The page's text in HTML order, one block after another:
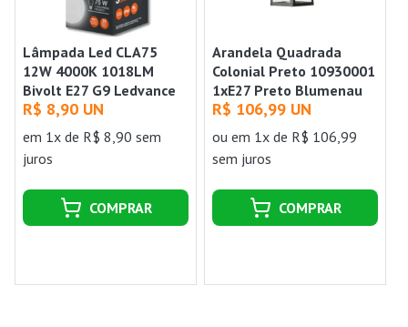
Lâmpada Led CLA75
12W 4000K 1018LM
Bivolt E27 G9 Ledvance
R$ 8,90 UN
em 1x de R$ 8,90 sem
juros
COMPRAR
Arandela Quadrada
Colonial Preto 10930001
1xE27 Preto Blumenau
R$ 106,99 UN
ou em 1x de R$ 106,99
sem juros
COMPRAR